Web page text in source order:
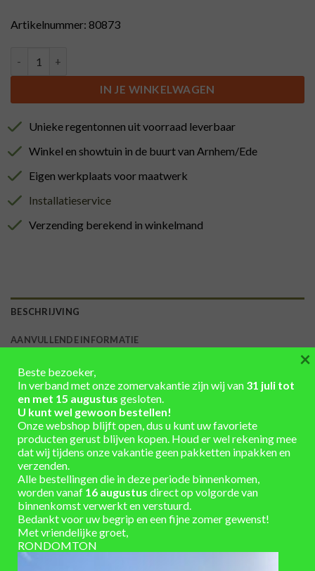
Artikelnummer: 80873
IN JE WINKELWAGEN
Unieke regentonnen uit voorraad leverbaar
Winkel en showtuin in de buurt van Arnhem/Ede
Eigen werkplaats voor maatwerk
Installatieservice
Verzending berekend in winkelmand
BESCHRIJVING
AANVULLENDE INFORMATIE
Verhoger 4x7cm 500 L ton of kuip
Als een regenton of plantenbak op de grond staat gaan er
bijna altijd mieren en pissebedden onder.
Vooral mieren werken zand omhoog wat tegen de bodem
komt waardoor er schimmels komen en gaat het hout sneller
rotten.
Past perfect onder regentonnen van 500 liter of
plantenbakken die uit deze tonnen gezaagd zijn, Rondomton
heeft voor elke regenton of plantenbak een passende
verhoger.
Beste bezoeker,
In verband met onze zomervakantie zijn wij van 31 juli tot
en met 15 augustus gesloten.
U kunt wel gewoon bestellen!
Onze webshop blijft open, dus u kunt uw favoriete
producten gerust blijven kopen. Houd er wel rekening mee
dat wij tijdens onze vakantie geen pakketten inpakken en
verzenden.
Alle bestellingen die in deze periode binnenkomen,
worden vanaf 16 augustus direct op volgorde van
binnenkomst verwerkt en verstuurd.
Bedankt voor uw begrip en een fijne zomer gewenst!
Met vriendelijke groet,
RONDOMTON
×